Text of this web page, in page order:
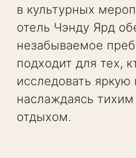
в культурных
отель Чэнду Ярд
незабываемое
подходит для тех,
исследовать яркую
наслаждаясь
отдыхом.